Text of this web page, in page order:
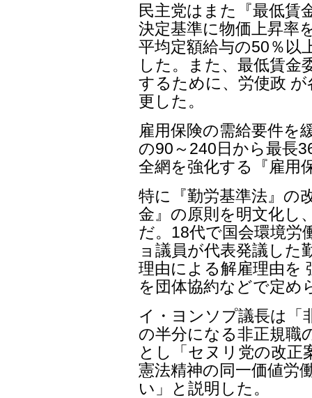
民主党はまた『最低賃
決定基準に物価上昇率
平均定額給与の50％以
した。また、最低賃金
するために、労使政
更した。
雇用保険の需給要件を
の90～240日から最長
全網を強化する『雇用
特に『勤労基準法』の
金』の原則を明文化し
だ。18代で国会環境労
ョ議員が代表発議した
理由による解雇理由を
を団体協約などで定め
イ・ヨンソプ議長は「
の半分になる非正規職
とし「セヌリ党の改正
憲法精神の同一価値労
い」と説明した。